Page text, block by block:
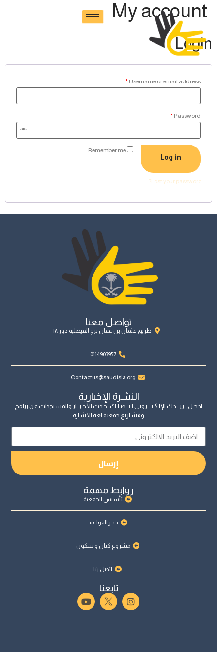
My account
Login
Username or email address
*
Password
*
Remember me
Log in
Lost your password?
تواصل معنا
طريق عثمان بن عفان برج الفيصلية دور ١٨
0114903957
Contactus@saudisla.org
النشرة الإخبارية
ادخـل بـريــــدك الإلـكـتــــرونـي لـتـــصـلـك أحـدث الأخـبـــار والمستجدات عن برامج
ومشاريع جمعية لغة الاشارة
إرسال
روابط مهمة
تأسيس الجمعية
حجز المواعيد
مشروع كنان و سكون
اتصل بنا
تابعنا